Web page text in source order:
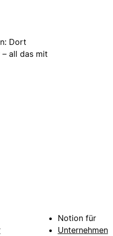
Dort
all das mit
Notion für
Unternehmen